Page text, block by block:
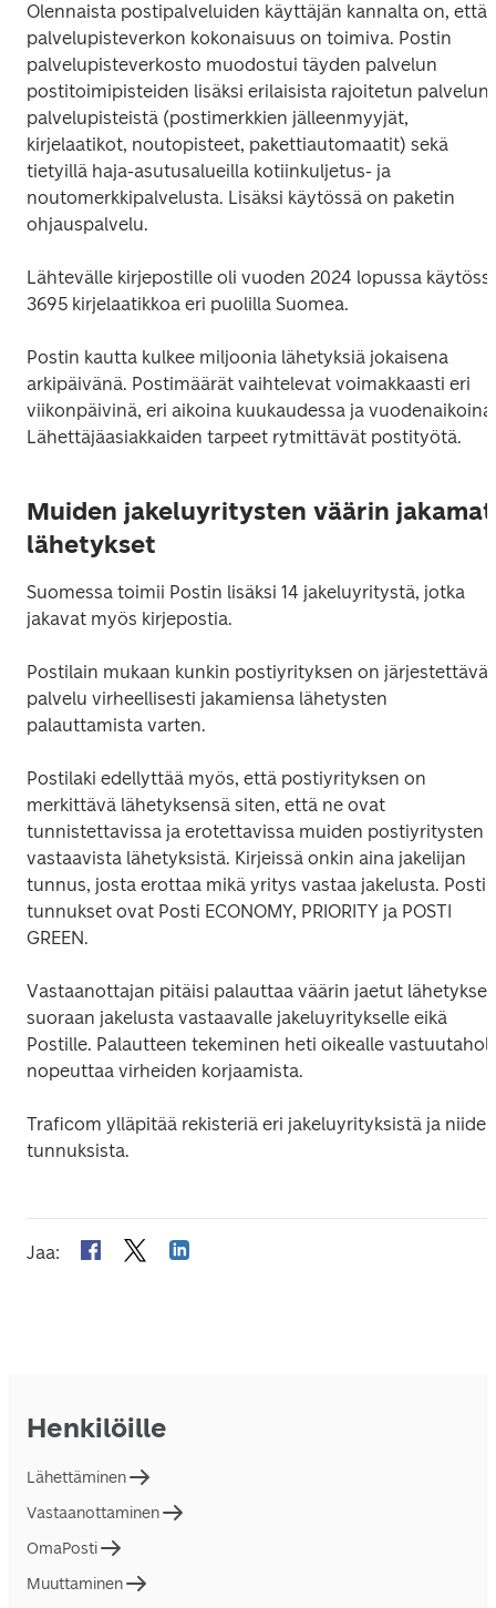
Olennaista postipalveluiden käyttäjän kannalta on, että
palvelupisteverkon kokonaisuus on toimiva. Postin
palvelupisteverkosto muodostui täyden palvelun
postitoimipisteiden lisäksi erilaisista rajoitetun palvelun
palvelupisteistä (postimerkkien jälleenmyyjät,
kirjelaatikot, noutopisteet, pakettiautomaatit) sekä
tietyillä haja-asutusalueilla kotiinkuljetus- ja
noutomerkkipalvelusta. Lisäksi käytössä on paketin
ohjauspalvelu.
Lähtevälle kirjepostille oli vuoden 2024 lopussa
3695 kirjelaatikkoa eri puolilla Suomea.
Postin kautta kulkee miljoonia lähetyksiä jokaisena
arkipäivänä. Postimäärät vaihtelevat voimakkaasti eri
viikonpäivinä, eri aikoina kuukaudessa ja vuodenaikoina.
Lähettäjäasiakkaiden tarpeet rytmittävät postityötä.
Muiden jakeluyritysten väärin jakamat
lähetykset
Suomessa toimii Postin lisäksi 14 jakeluyritystä, jotka
jakavat myös kirjepostia.
Postilain mukaan kunkin postiyrityksen on järjestettävä
palvelu virheellisesti jakamiensa lähetysten
palauttamista varten.
Postilaki edellyttää myös, että postiyrityksen on
merkittävä lähetyksensä siten, että ne ovat
tunnistettavissa ja erotettavissa muiden postiyritysten
vastaavista lähetyksistä. Kirjeissä onkin aina jakelijan
tunnus, josta erottaa mikä yritys vastaa jakelusta. Postin
tunnukset ovat Posti ECONOMY, PRIORITY ja POSTI
GREEN.
Vastaanottajan pitäisi palauttaa väärin jaetut lähetykset
suoraan jakelusta vastaavalle jakeluyritykselle eikä
Postille. Palautteen tekeminen heti oikealle
nopeuttaa virheiden korjaamista.
Traficom ylläpitää rekisteriä eri jakeluyrityksistä ja niiden
tunnuksista.
Jaa:
Henkilöille
Lähettäminen
Vastaanottaminen
OmaPosti
Muuttaminen